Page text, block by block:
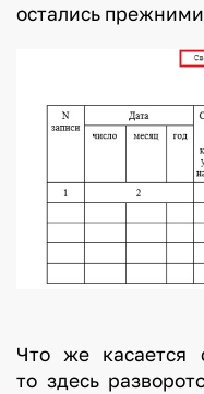
остались
Что же касается
то здесь